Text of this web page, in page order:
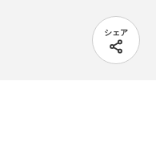
シェア